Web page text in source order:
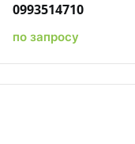
0993514710
по запросу